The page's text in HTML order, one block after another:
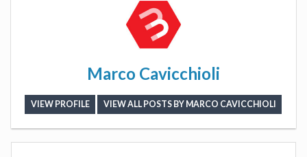
Marco Cavicchioli
VIEW PROFILE VIEW ALL POSTS BY MARCO CAVICCHIOLI